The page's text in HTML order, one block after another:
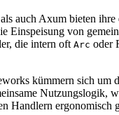
auch Axum bieten ihre
Einspeisung von
die intern oft Arc oder
kümmern sich um
Nutzungslogik,
Handlern ergonomisch